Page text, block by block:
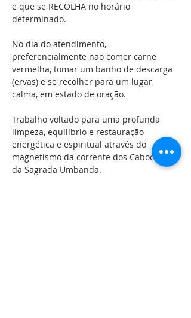
e que se RECOLHA no horário
determinado.
No dia do atendimento,
preferencialmente não comer carne
vermelha, tomar um banho de descarga
(ervas) e se recolher para um lugar
calma, em estado de oração.
Trabalho voltado para uma profunda
limpeza, equilíbrio e restauração
energética e espiritual através do
magnetismo da corrente dos Caboclos
da Sagrada Umbanda.